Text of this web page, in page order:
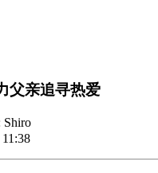
父亲追寻热爱